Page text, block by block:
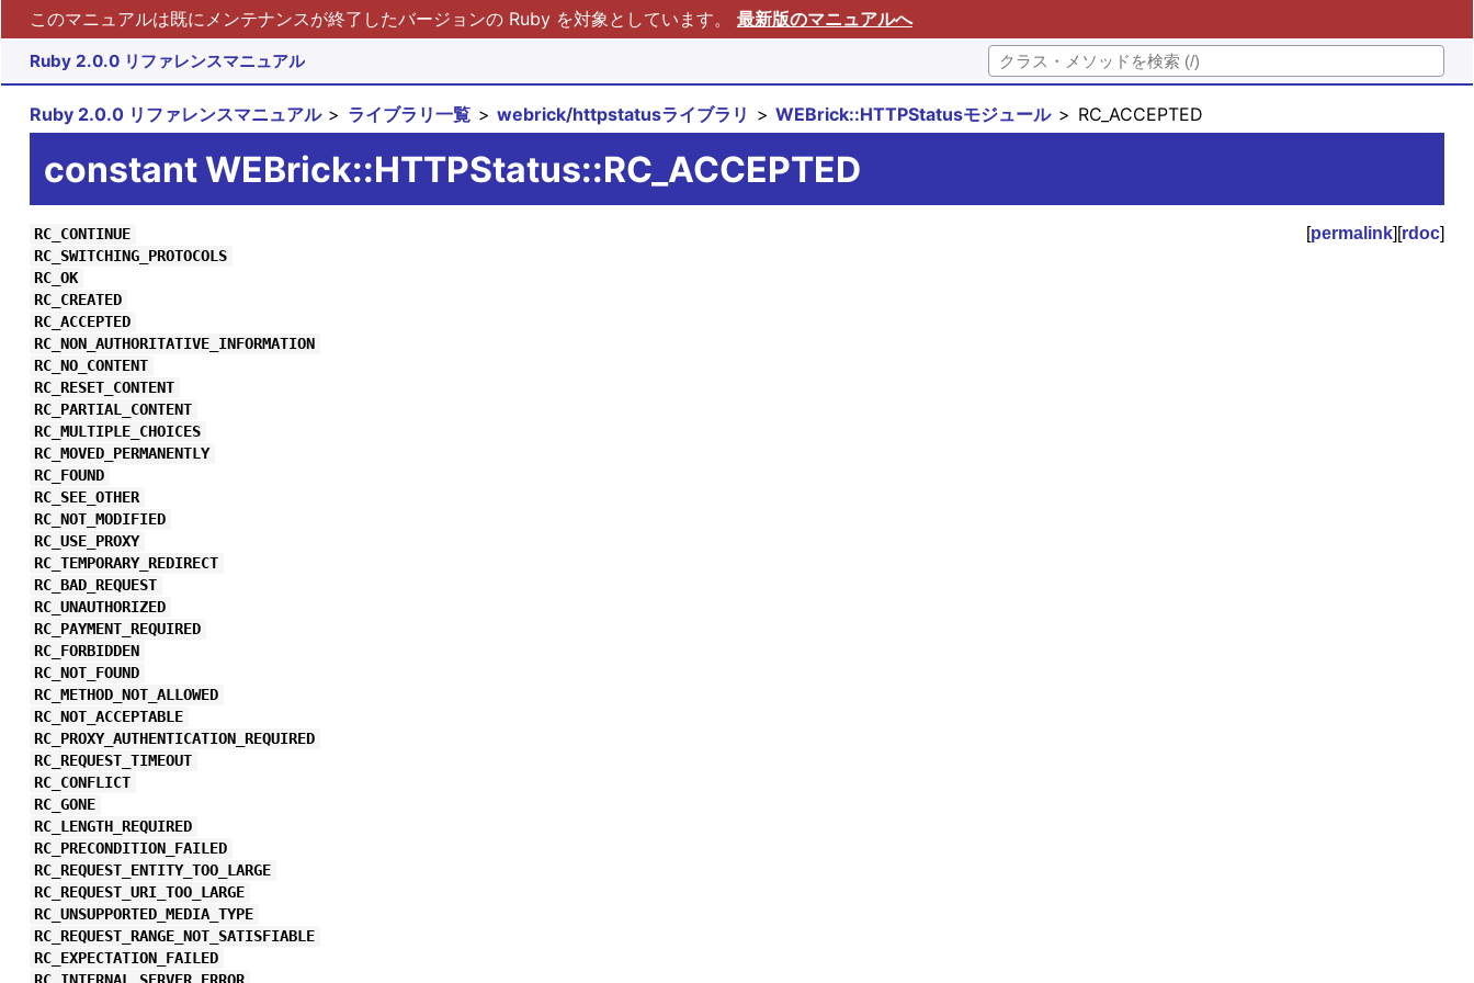
このマニュアルは既にメンテナンスが終了したバージョンの Ruby を対象としています。 最新版のマニュアルへ
Ruby 2.0.0 リファレンスマニュアル
Ruby 2.0.0 リファレンスマニュアル ライブラリ一覧 webrick/httpstatusライブラリ WEBrick::HTTPStatusモジュール RC_ACCEPTED
constant WEBrick::HTTPStatus::RC_ACCEPTED
RC_CONTINUE [permalink][rdoc]
RC_SWITCHING_PROTOCOLS
RC_OK
RC_CREATED
RC_ACCEPTED
RC_NON_AUTHORITATIVE_INFORMATION
RC_NO_CONTENT
RC_RESET_CONTENT
RC_PARTIAL_CONTENT
RC_MULTIPLE_CHOICES
RC_MOVED_PERMANENTLY
RC_FOUND
RC_SEE_OTHER
RC_NOT_MODIFIED
RC_USE_PROXY
RC_TEMPORARY_REDIRECT
RC_BAD_REQUEST
RC_UNAUTHORIZED
RC_PAYMENT_REQUIRED
RC_FORBIDDEN
RC_NOT_FOUND
RC_METHOD_NOT_ALLOWED
RC_NOT_ACCEPTABLE
RC_PROXY_AUTHENTICATION_REQUIRED
RC_REQUEST_TIMEOUT
RC_CONFLICT
RC_GONE
RC_LENGTH_REQUIRED
RC_PRECONDITION_FAILED
RC_REQUEST_ENTITY_TOO_LARGE
RC_REQUEST_URI_TOO_LARGE
RC_UNSUPPORTED_MEDIA_TYPE
RC_REQUEST_RANGE_NOT_SATISFIABLE
RC_EXPECTATION_FAILED